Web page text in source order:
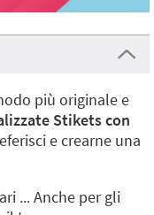
più originale e
Stikets con
e crearne una
... Anche per gli